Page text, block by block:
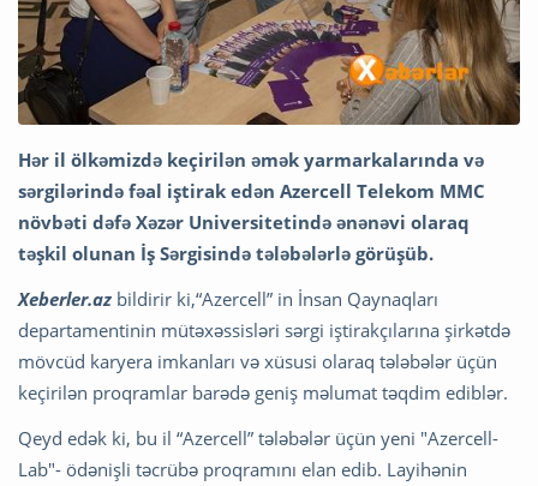
Hər il ölkəmizdə keçirilən əmək yarmarkalarında və
sərgilərində fəal iştirak edən Azercell Telekom MMC
növbəti dəfə Xəzər Universitetində ənənəvi olaraq
təşkil olunan İş Sərgisində tələbələrlə görüşüb.
Xeberler.az bildirir ki,“Azercell” in İnsan Qaynaqları
departamentinin mütəxəssisləri sərgi iştirakçılarına şirkətdə
mövcüd karyera imkanları və xüsusi olaraq tələbələr üçün
keçirilən proqramlar barədə geniş məlumat təqdim ediblər.
Qeyd edək ki, bu il “Azercell” tələbələr üçün yeni "Azercell-
Lab"- ödənişli təcrübə proqramını elan edib. Layihənin